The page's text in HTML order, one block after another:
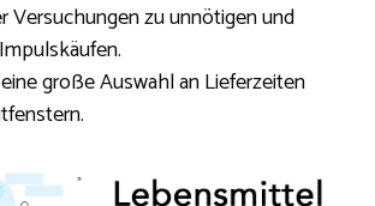
Versuchungen zu unnötigen und
große Auswahl an Lieferzeiten